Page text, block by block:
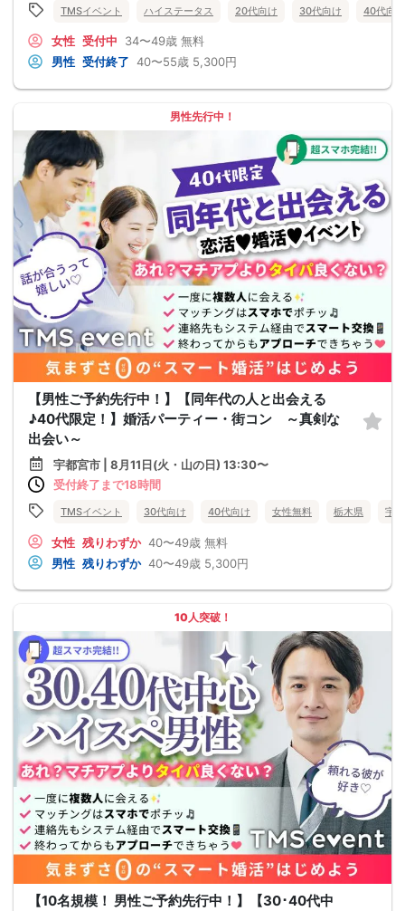
TMSイベント ハイステータス 20代向け 30代向け 40代向け
女性 受付中 34〜49歳 無料
男性 受付終了 40〜55歳 5,300円
男性先行中！
【男性ご予約先行中！】【同年代の人と出会える
♪40代限定！】婚活パーティー・街コン ～真剣な
出会い～
宇都宮市 | 8月11日(火・山の日) 13:30〜
受付終了まで18時間
TMSイベント 30代向け 40代向け 女性無料 栃木県 宇
女性 残りわずか 40〜49歳 無料
男性 残りわずか 40〜49歳 5,300円
10人突破！
【10名規模！ 男性ご予約先行中！】【30･40代中